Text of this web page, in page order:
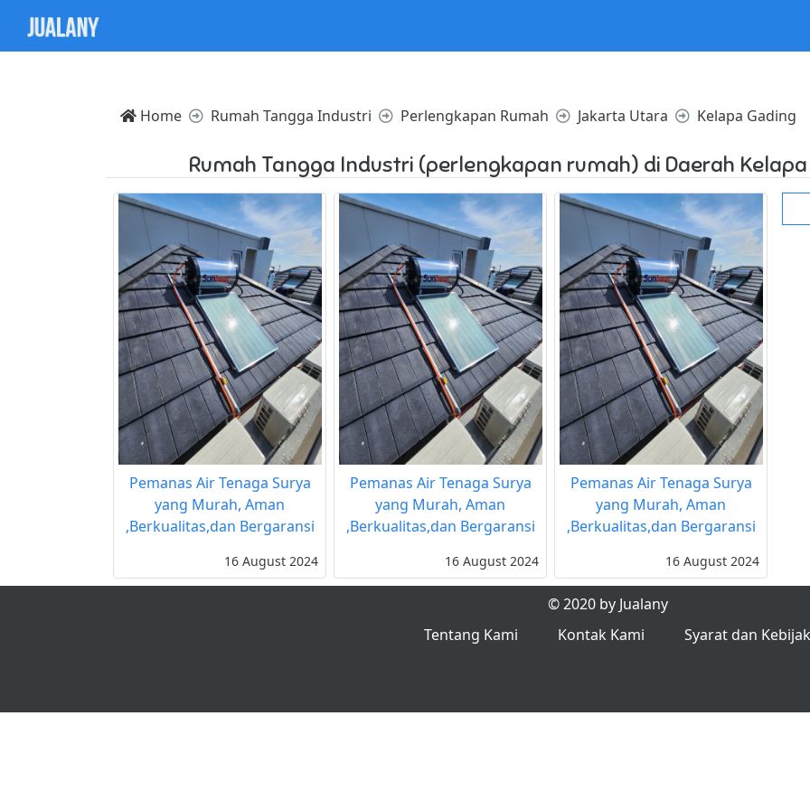
Home Rumah Tangga Industri Perlengkapan Rumah Jakarta Utara Kelapa Gading
Rumah Tangga Industri (perlengkapan rumah) di Daerah
Pemanas Air Tenaga Surya
yang Murah, Aman
,Berkualitas,dan Bergaransi
16 August 2024
Pemanas Air Tenaga Surya
yang Murah, Aman
,Berkualitas,dan Bergaransi
16 August 2024
Pemanas Air Tenaga Surya
yang Murah, Aman
,Berkualitas,dan Bergaransi
16 August 2024
© 2020 by Jualany
Tentang Kami
Kontak Kami Syarat dan